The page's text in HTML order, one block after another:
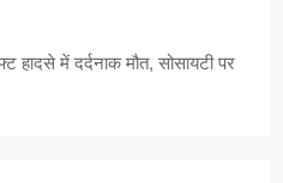
में दर्दनाक मौत, सोसायटी पर